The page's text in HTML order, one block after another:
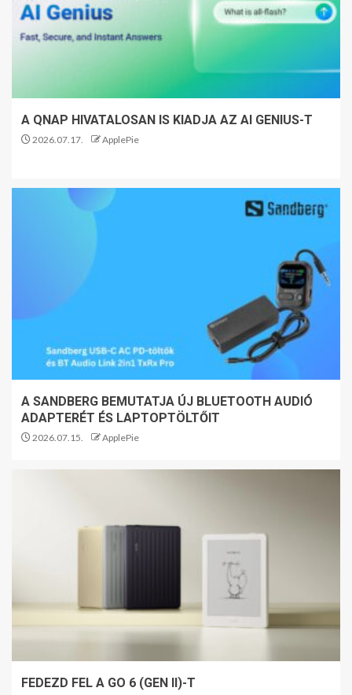
A QNAP HIVATALOSAN IS KIADJA AZ AI GENIUS-T
2026.07.17. ApplePie
A SANDBERG BEMUTATJA ÚJ BLUETOOTH AUDIÓ
ADAPTERÉT ÉS LAPTOPTÖLTŐIT
2026.07.15. ApplePie
FEDEZD FEL A GO 6 (GEN II)-T